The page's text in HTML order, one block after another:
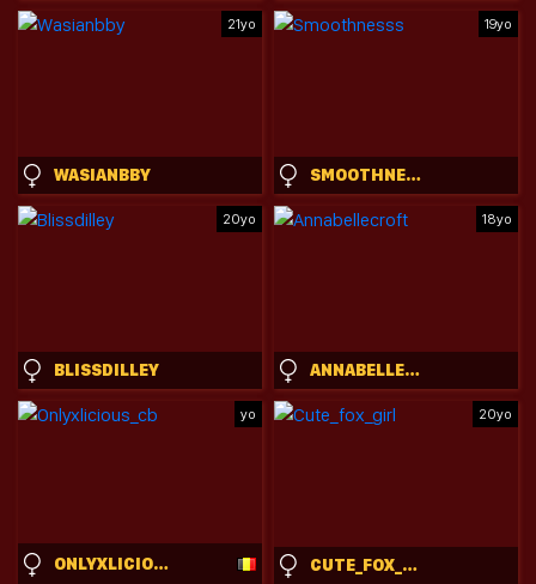
21yo
WASIANBBY
19yo
SMOOTHNESSS
20yo
BLISSDILLEY
18yo
ANNABELLECROFT
yo
ONLYXLICIOUS_CB
20yo
CUTE_FOX_GIRL